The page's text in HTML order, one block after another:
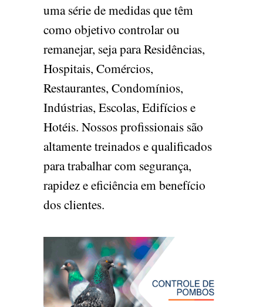
uma série de medidas que têm
como objetivo controlar ou
remanejar, seja para Residências,
Hospitais, Comércios,
Restaurantes, Condomínios,
Indústrias, Escolas, Edifícios e
Hotéis. Nossos profissionais são
altamente treinados e qualificados
para trabalhar com segurança,
rapidez e eficiência em benefício
dos clientes.